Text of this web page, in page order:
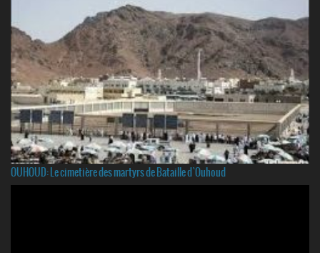
OUHOUD: Le cimetière des martyrs de Bataille d`Ouhoud